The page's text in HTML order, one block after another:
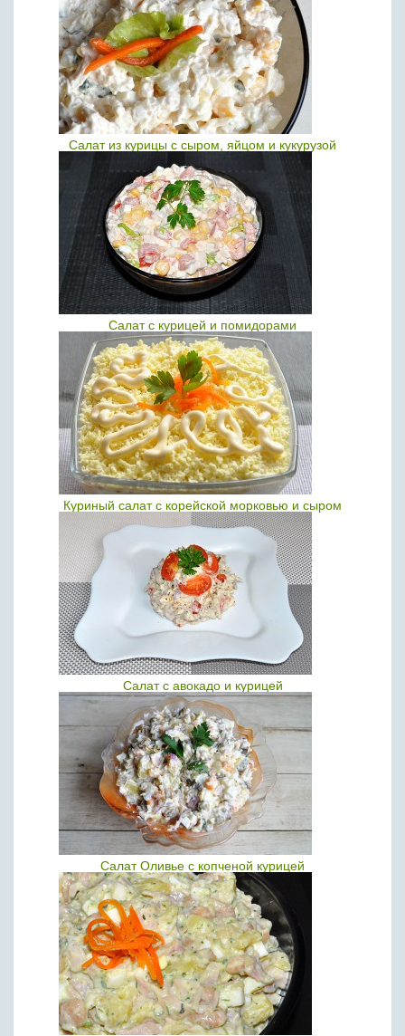
Салат из курицы с сыром, яйцом и кукурузой
Салат с курицей и помидорами
Куриный салат с корейской морковью и сыром
Салат с авокадо и курицей
Салат Оливье с копченой курицей